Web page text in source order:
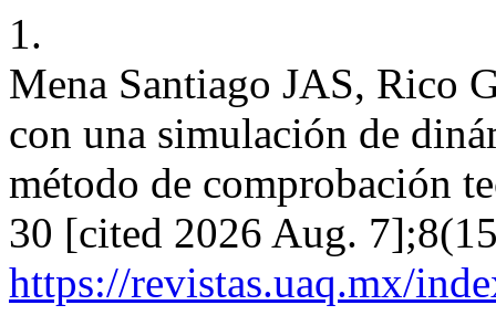
1.
Mena Santiago JAS, Rico
con una simulación de
método de comprobación
30 [cited 2026 Aug.
https://revistas.uaq.mx/